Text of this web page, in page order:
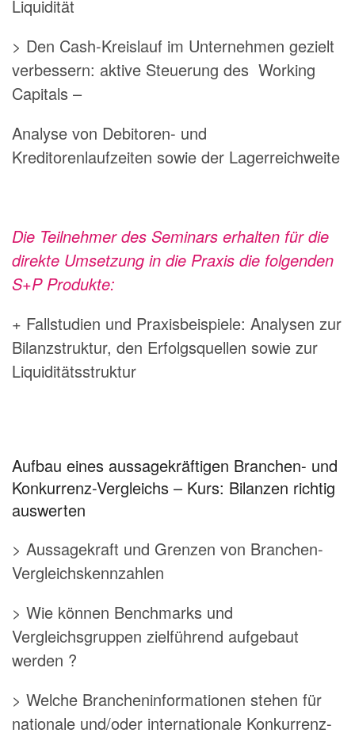
Liquidität
> Den Cash-Kreislauf im Unternehmen gezielt
verbessern: aktive Steuerung des Working
Capitals –
Analyse von Debitoren- und
Kreditorenlaufzeiten sowie der Lagerreichweite
Die Teilnehmer des Seminars erhalten für die
direkte Umsetzung in die Praxis die folgenden
S+P Produkte:
+ Fallstudien und Praxisbeispiele: Analysen zur
Bilanzstruktur, den Erfolgsquellen sowie zur
Liquiditätsstruktur
Aufbau eines aussagekräftigen Branchen- und
Konkurrenz-Vergleichs – Kurs: Bilanzen richtig
auswerten
> Aussagekraft und Grenzen von Branchen-
Vergleichskennzahlen
> Wie können Benchmarks und
Vergleichsgruppen zielführend aufgebaut
werden ?
> Welche Brancheninformationen stehen für
nationale und/oder internationale Konkurrenz-